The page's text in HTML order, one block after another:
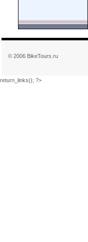
© 2006 BikeTours.ru
return_links(); ?>